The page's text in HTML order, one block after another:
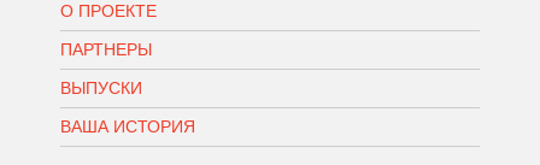
О ПРОЕКТЕ
ПАРТНЕРЫ
ВЫПУСКИ
ВАША ИСТОРИЯ